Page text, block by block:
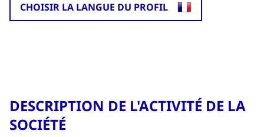
CHOISIR LA LANGUE DU PROFIL
DESCRIPTION DE L'ACTIVITÉ DE LA
SOCIÉTÉ